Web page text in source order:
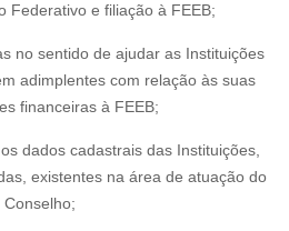
Federativo e filiação à FEEB;
no sentido de ajudar as Instituições
adimplentes com relação às suas
financeiras à FEEB;
dados cadastrais das Instituições,
existentes na área de atuação do
Conselho;